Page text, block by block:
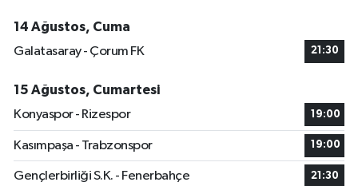
14 Ağustos, Cuma
Galatasaray - Çorum FK
21:30
15 Ağustos, Cumartesi
Konyaspor - Rizespor
19:00
Kasımpaşa - Trabzonspor 19:00
Gençlerbirliği S.K. - Fenerbahçe 21:30